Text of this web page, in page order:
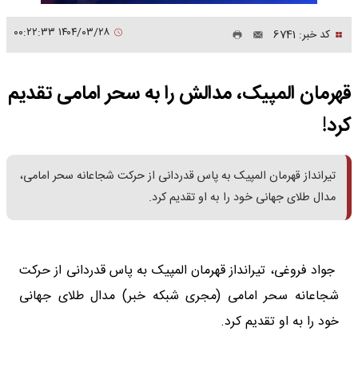
کد خبر: 6741
قهرمان المپیک، مدالش را به سحر امامی تقدیم
کرد!
تیرانداز قهرمان المپیک به پاس قدردانی از حرکت شجاعانه سحر امامی،
مدال طلای جهانی خود را به او تقدیم کرد.
جواد فروغی، تیرانداز قهرمان المپیک به پاس قدردانی از حرکت
شجاعانه سحر امامی (مجری شبکه خبر) مدال طلای جهانی
خود را به او تقدیم کرد.